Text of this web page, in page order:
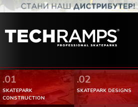
.01
SKATEPARK
CONSTRUCTION
.02
SKATEPARK DESIGNS